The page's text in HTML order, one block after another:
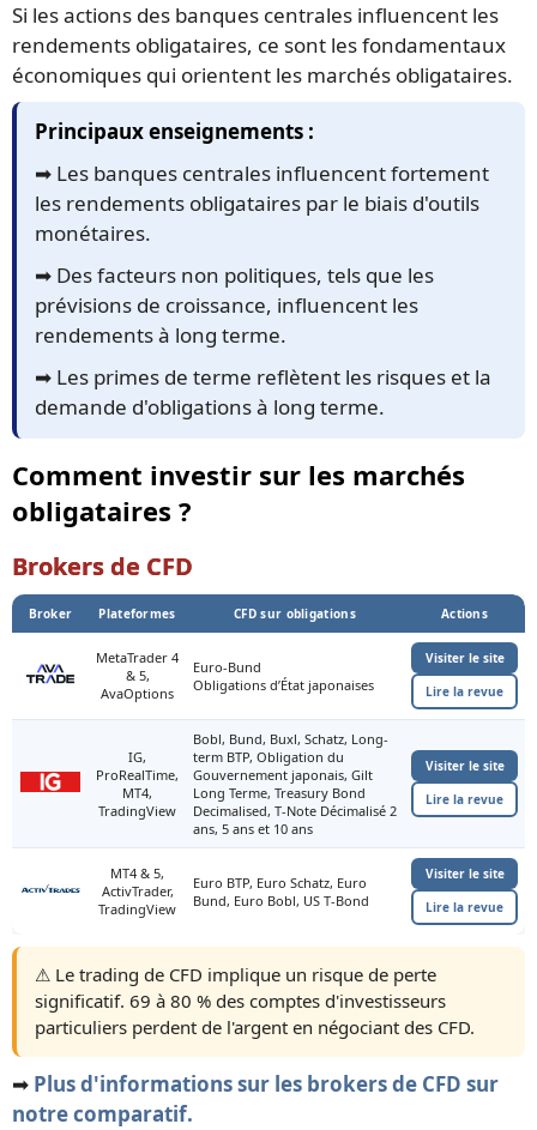
Si les actions des banques centrales influencent les
rendements obligataires, ce sont les fondamentaux
économiques qui orientent les marchés obligataires.
Principaux enseignements :
➡️ Les banques centrales influencent fortement
les rendements obligataires par le biais d'outils
monétaires.
➡️ Des facteurs non politiques, tels que les
prévisions de croissance, influencent les
rendements à long terme.
➡️ Les primes de terme reflètent les risques et la
demande d'obligations à long terme.
Comment investir sur les marchés
obligataires ?
Brokers de CFD
Broker Plateformes CFD sur obligations Actions
MetaTrader 4
& 5,
AvaOptions
Euro-Bund
Obligations d’État japonaises
Visiter le site
Lire la revue
IG,
ProRealTime,
MT4,
TradingView
Bobl, Bund, Buxl, Schatz, Long-
term BTP, Obligation du
Gouvernement japonais, Gilt
Long Terme, Treasury Bond
Decimalised, T-Note Décimalisé 2
ans, 5 ans et 10 ans
Visiter le site
Lire la revue
MT4 & 5,
ActivTrader,
TradingView
Euro BTP, Euro Schatz, Euro
Bund, Euro Bobl, US T-Bond
Visiter le site
Lire la revue
⚠️ Le trading de CFD implique un risque de perte
significatif. 69 à 80 % des comptes d'investisseurs
particuliers perdent de l'argent en négociant des CFD.
➡️ Plus d'informations sur les brokers de CFD sur
notre comparatif.